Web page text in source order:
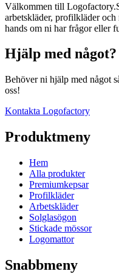
Välkommen till
arbetskläder, profilkläder
hands om ni har frågor eller
Hjälp med något?
Behöver ni hjälp med något
oss!
Kontakta Logofactory
Produktmeny
Hem
Alla produkter
Premiumkepsar
Profilkläder
Arbetskläder
Solglasögon
Stickade mössor
Logomattor
Snabbmeny